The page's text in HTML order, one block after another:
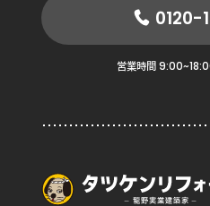
0120-
営業時間